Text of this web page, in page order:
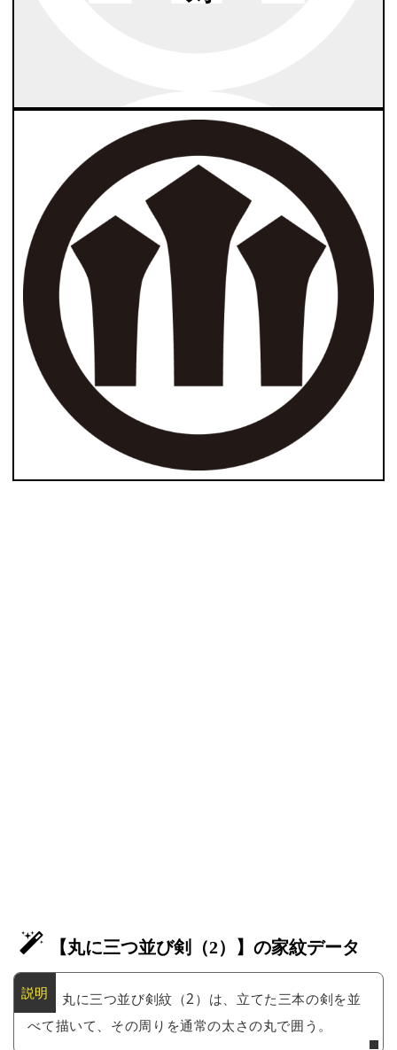
【丸に三つ並び剣（2）】の家紋データ
丸に三つ並び剣紋（2）は、立てた三本の剣を並
べて描いて、その周りを通常の太さの丸で囲う。